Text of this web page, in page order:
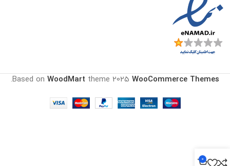
Based on WoodMart theme 2025 WooCommerce Themes
.
0